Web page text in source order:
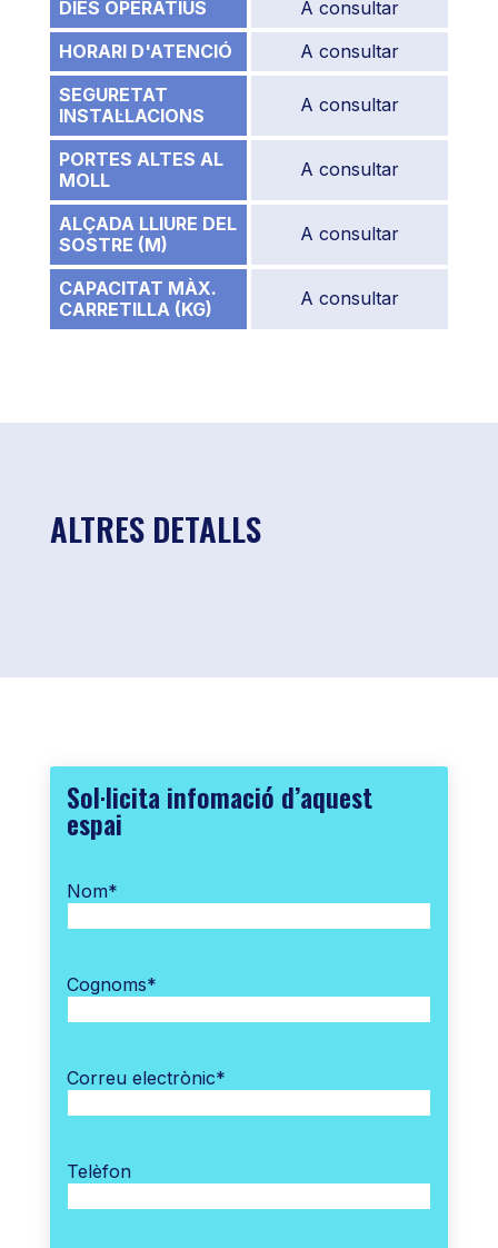
DIES OPERATIUS
A consultar
HORARI D'ATENCIÓ
A consultar
SEGURETAT
INSTAL·LACIONS
A consultar
PORTES ALTES AL
MOLL
A consultar
ALÇADA LLIURE DEL
SOSTRE (M)
A consultar
CAPACITAT MÀX.
CARRETILLA (KG)
A consultar
ALTRES DETALLS
Sol·licita infomació d’aquest
espai
Nom*
Cognoms*
Correu electrònic*
Telèfon